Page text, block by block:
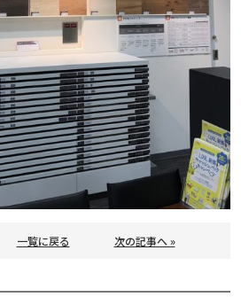
一覧に戻る 次の記事へ »